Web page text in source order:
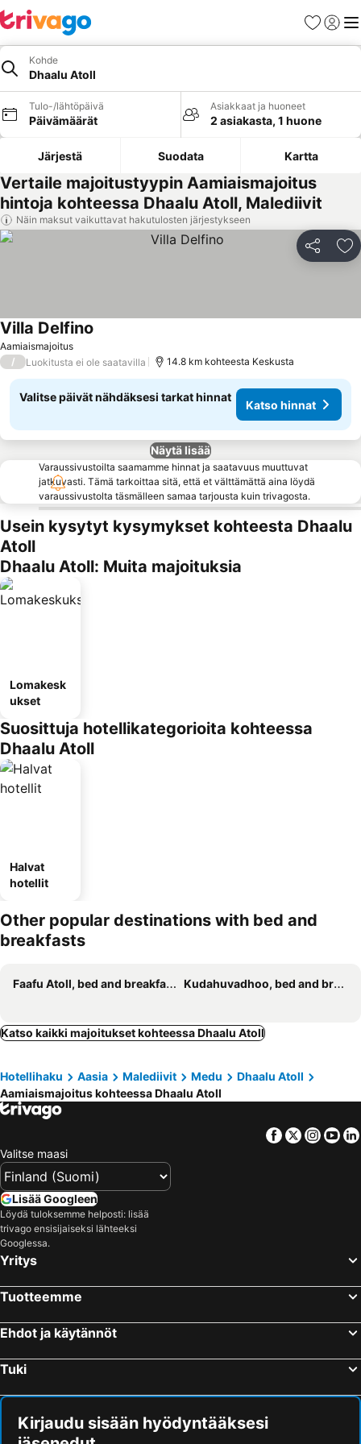
Suosikit
Kohde
Dhaalu Atoll
Tulo-/lähtöpäivä
Päivämäärät
Asiakkaat ja huoneet
2 asiakasta, 1 huone
Järjestä Suodata Kartta
Vertaile majoitustyypin Aamiaismajoitus
hintoja kohteessa Dhaalu Atoll, Malediivit
Näin maksut vaikuttavat hakutulosten järjestykseen
Jaa
Aamiaismajoitus
Villa Delfino
/ Luokitusta ei ole saatavilla 14.8 km kohteesta Keskusta
Valitse päivät nähdäksesi tarkat hinnat
Katso hinnat
Näytä lisää
Varaussivustoilta saamamme hinnat ja saatavuus muuttuvat
jatkuvasti. Tämä tarkoittaa sitä, että et välttämättä aina löydä
varaussivustolta täsmälleen samaa tarjousta kuin trivagosta.
Usein kysytyt kysymykset kohteesta Dhaalu
Atoll
Dhaalu Atoll: Muita majoituksia
Lomakesk
ukset
Suosittuja hotellikategorioita kohteessa
Dhaalu Atoll
Halvat
hotellit
Other popular destinations with bed and
breakfasts
Faafu Atoll, bed and breakfasts Kudahuvadhoo, bed and breakfasts
Katso kaikki majoitukset kohteessa Dhaalu Atoll
Hotellihaku Aasia Malediivit Medu
Dhaalu Atoll
Aamiaismajoitus kohteessa Dhaalu Atoll
Facebook
Twitter
Valitse maasi
Lisää Googleen
Löydä tuloksemme helposti: lisää
trivago ensisijaiseksi lähteeksi
Googlessa.
Yritys
Tuotteemme
Ehdot ja käytännöt
Tuki
Kirjaudu sisään hyödyntääksesi